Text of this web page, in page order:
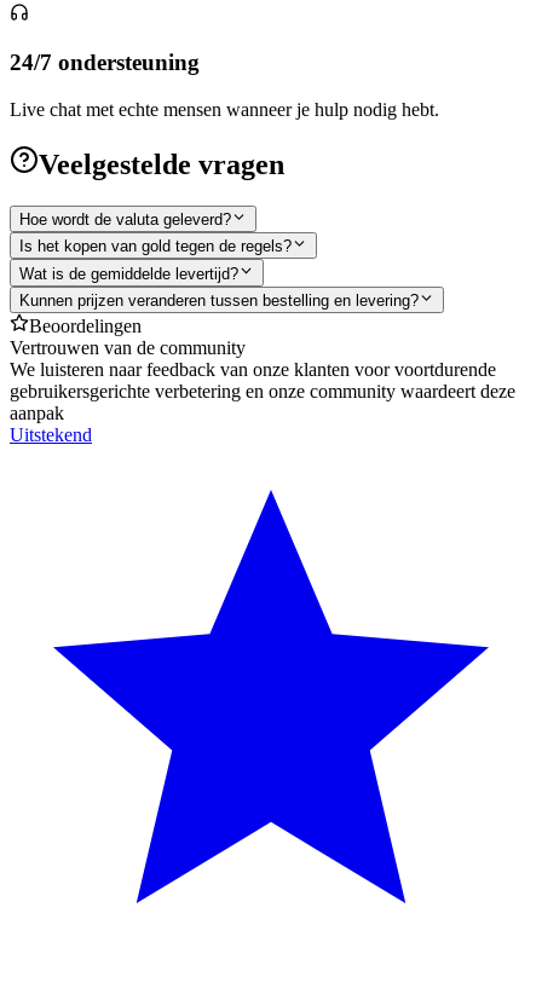
24/7 ondersteuning
Live chat met echte mensen wanneer je hulp nodig hebt.
Veelgestelde vragen
Hoe wordt de valuta geleverd?
Is het kopen van gold tegen de regels?
Wat is de gemiddelde levertijd?
Kunnen prijzen veranderen tussen bestelling en levering?
Beoordelingen
Vertrouwen van de community
We luisteren naar feedback van onze klanten voor voortdurende
gebruikersgerichte verbetering en onze community waardeert deze
aanpak
Uitstekend